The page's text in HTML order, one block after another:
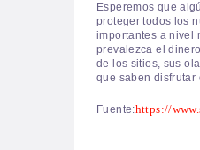
Esperemos que
proteger todos los
importantes a nivel
prevalezca el
de los sitios, sus
que saben disfrutar
Fuente:https://